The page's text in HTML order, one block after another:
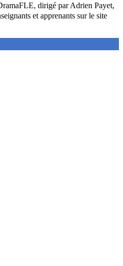
dirigé par Adrien Payet,
et apprenants sur le site